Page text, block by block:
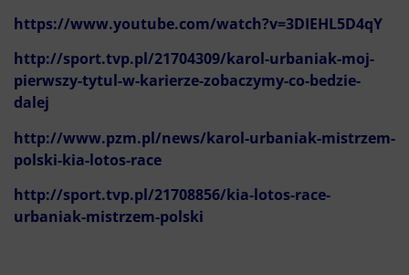
https://www.youtube.com/watch?v=3DIEHL5D4qY
http://sport.tvp.pl/21704309/karol-urbaniak-moj-
pierwszy-tytul-w-karierze-zobaczymy-co-bedzie-
dalej
http://www.pzm.pl/news/karol-urbaniak-mistrzem-
polski-kia-lotos-race
http://sport.tvp.pl/21708856/kia-lotos-race-
urbaniak-mistrzem-polski